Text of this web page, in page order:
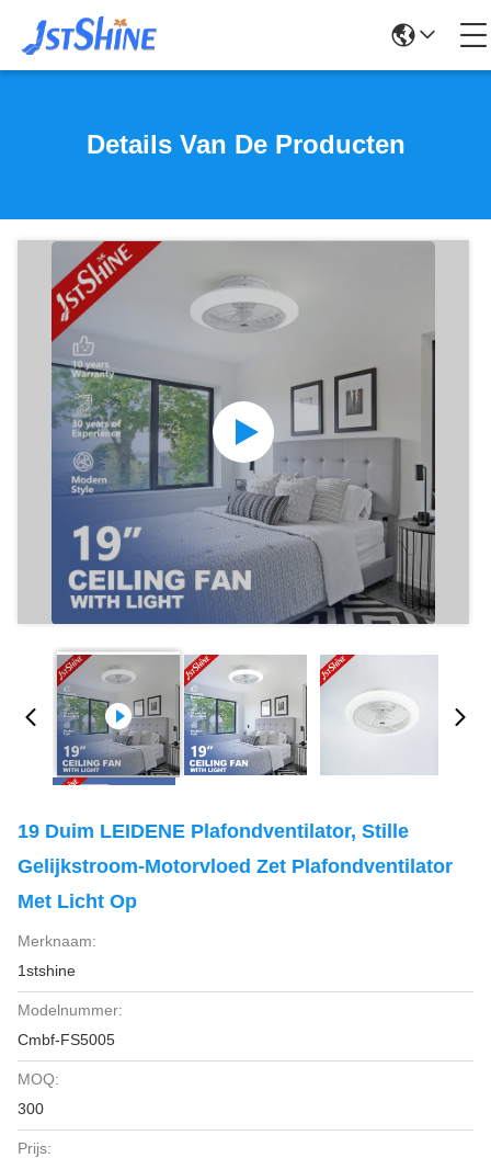
Details Van De Producten
19 Duim LEIDENE Plafondventilator, Stille
Gelijkstroom-Motorvloed Zet Plafondventilator
Met Licht Op
Merknaam:
1stshine
Modelnummer:
Cmbf-FS5005
MOQ:
300
Prijs: